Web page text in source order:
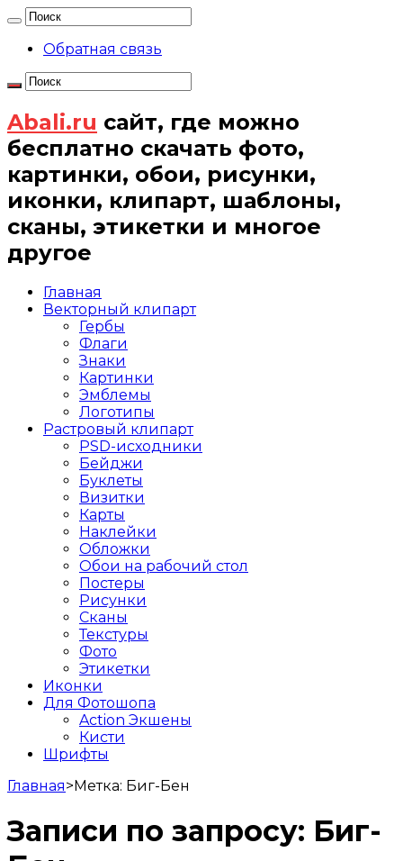
Обратная связь
Abali.ru сайт, где можно
бесплатно скачать фото,
картинки, обои, рисунки,
иконки, клипарт, шаблоны,
сканы, этикетки и многое
другое
Главная
Векторный клипарт
Гербы
Флаги
Знаки
Картинки
Эмблемы
Логотипы
Растровый клипарт
PSD-исходники
Бейджи
Буклеты
Визитки
Карты
Наклейки
Обложки
Обои на рабочий стол
Постеры
Рисунки
Сканы
Текстуры
Фото
Этикетки
Иконки
Для Фотошопа
Action Экшены
Кисти
Шрифты
Главная>Метка: Биг-Бен
Записи по запросу: Биг-